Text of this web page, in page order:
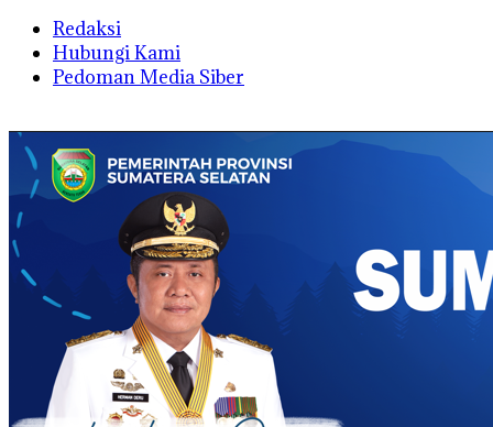
Redaksi
Hubungi Kami
Pedoman Media Siber